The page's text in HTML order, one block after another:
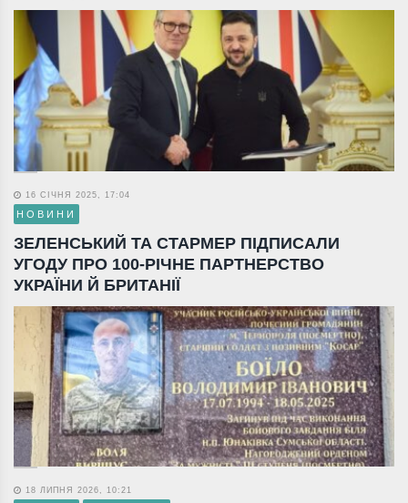
16 СІЧНЯ 2025, 17:04
НОВИНИ
ЗЕЛЕНСЬКИЙ ТА СТАРМЕР ПІДПИСАЛИ
УГОДУ ПРО 100-РІЧНЕ ПАРТНЕРСТВО
УКРАЇНИ Й БРИТАНІЇ
18 ЛИПНЯ 2026, 10:21